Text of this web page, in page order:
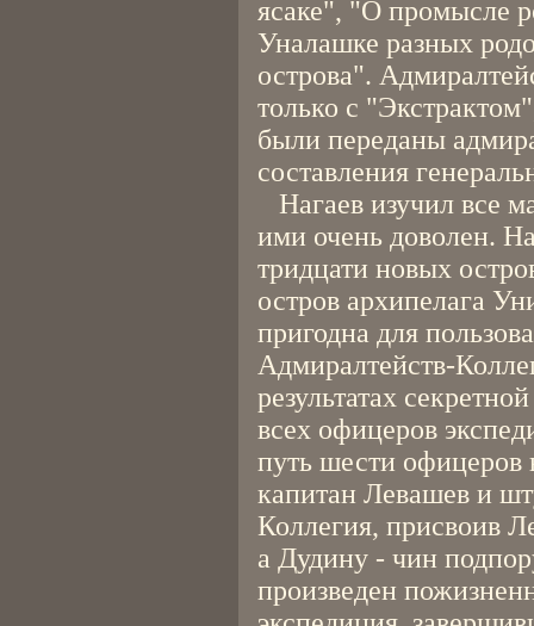
ясаке", "О промысле
Уналашке разных
острова".
только с
были переданы
составления
Нагаев изучил все
ими очень доволен.
тридцати новых
остров архипелага
пригодна для
Адмиралтейств-
результатах
всех офицеров
путь шести офицеров
капитан Левашев и
Коллегия, присвоив
а Дудину - чин
произведен